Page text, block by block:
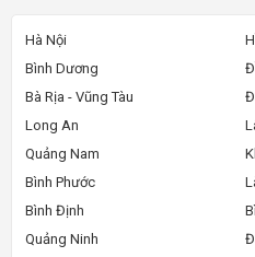
Hà Nội
Bình Dương
Bà Rịa - Vũng Tàu
Long An
Quảng Nam
Bình Phước
Bình Định
Quảng Ninh